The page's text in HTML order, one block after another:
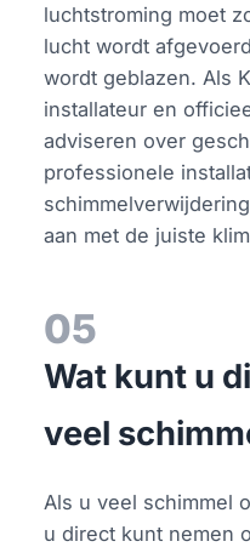
luchtstroming moet
lucht wordt
wordt geblazen. Als
installateur en
adviseren over
professionele
aan met de juiste
05
Wat kunt u
veel
Als u veel schimmel
u direct kunt nemen